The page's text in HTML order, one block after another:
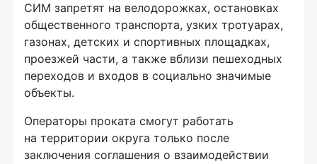
СИМ запретят на велодорожках, остановках
общественного транспорта, узких тротуарах,
газонах, детских и спортивных площадках,
проезжей части, а также вблизи пешеходных
переходов и входов в социально значимые
объекты.
Операторы проката смогут работать
на территории округа только после
заключения соглашения о взаимодействии